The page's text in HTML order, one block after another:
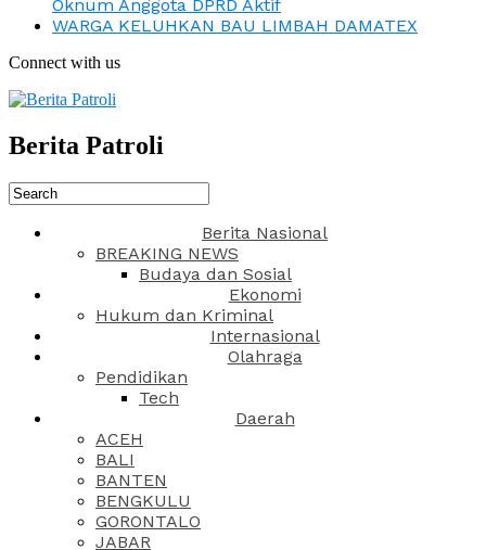
Oknum Anggota DPRD Aktif
WARGA KELUHKAN BAU LIMBAH DAMATEX
Connect with us
Berita Patroli
Berita Nasional
BREAKING NEWS
Budaya dan Sosial
Ekonomi
Hukum dan Kriminal
Internasional
Olahraga
Pendidikan
Tech
Daerah
ACEH
BALI
BANTEN
BENGKULU
GORONTALO
JABAR